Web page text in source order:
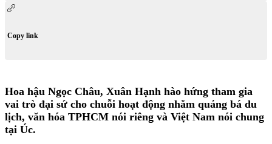
Copy link
Hoa hậu Ngọc Châu, Xuân Hạnh hào hứng tham gia
vai trò đại sứ cho chuỗi hoạt động nhằm quảng bá du
lịch, văn hóa TPHCM nói riêng và Việt Nam nói chung
tại Úc.